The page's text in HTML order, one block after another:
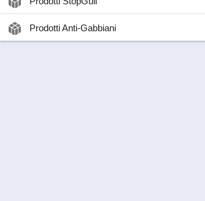
Prodotti Anti-Gabbiani